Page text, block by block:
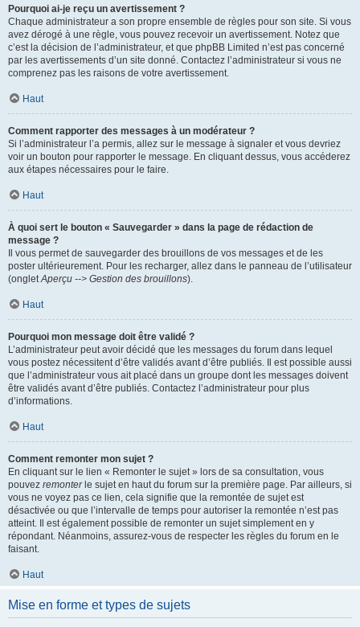
Pourquoi ai-je reçu un avertissement ?
Chaque administrateur a son propre ensemble de règles pour son site. Si vous
avez dérogé à une règle, vous pouvez recevoir un avertissement. Notez que
c’est la décision de l’administrateur, et que phpBB Limited n’est pas concerné
par les avertissements d’un site donné. Contactez l’administrateur si vous ne
comprenez pas les raisons de votre avertissement.
Haut
Comment rapporter des messages à un modérateur ?
Si l’administrateur l’a permis, allez sur le message à signaler et vous devriez
voir un bouton pour rapporter le message. En cliquant dessus, vous accéderez
aux étapes nécessaires pour le faire.
Haut
À quoi sert le bouton « Sauvegarder » dans la page de rédaction de
message ?
Il vous permet de sauvegarder des brouillons de vos messages et de les
poster ultérieurement. Pour les recharger, allez dans le panneau de l’utilisateur
(ongletAperçu --> Gestion des brouillons).
Haut
Pourquoi mon message doit être validé ?
L’administrateur peut avoir décidé que les messages du forum dans lequel
vous postez nécessitent d’être validés avant d’être publiés. Il est possible aussi
que l’administrateur vous ait placé dans un groupe dont les messages doivent
être validés avant d’être publiés. Contactez l’administrateur pour plus
d’informations.
Haut
Comment remonter mon sujet ?
En cliquant sur le lien « Remonter le sujet » lors de sa consultation, vous
pouvez remonterle sujet en haut du forum sur la première page. Par ailleurs, si
vous ne voyez pas ce lien, cela signifie que la remontée de sujet est
désactivée ou que l’intervalle de temps pour autoriser la remontée n’est pas
atteint. Il est également possible de remonter un sujet simplement en y
répondant. Néanmoins, assurez-vous de respecter les règles du forum en le
faisant.
Haut
Mise en forme et types de sujets